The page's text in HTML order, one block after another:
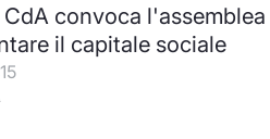
CdA convoca
il capitale sociale